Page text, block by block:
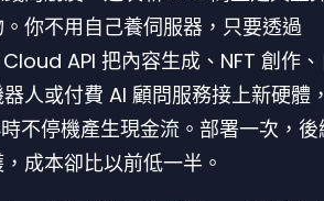
你不用自己養伺服器，只要透過
API 把內容生成、NFT 創作
人或付費 AI 顧問服務接上新硬體
不停機產生現金流。部署一次，後
成本卻比以前低一半。